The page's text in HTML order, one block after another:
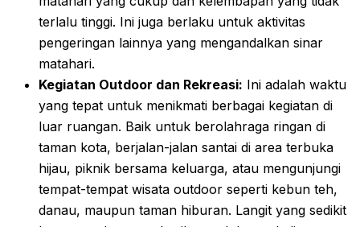
terlalu tinggi. Ini juga berlaku untuk aktivitas
pengeringan lainnya yang mengandalkan sinar
matahari.
Kegiatan Outdoor dan Rekreasi: Ini adalah waktu
yang tepat untuk menikmati berbagai kegiatan di
luar ruangan. Baik untuk berolahraga ringan di
taman kota, berjalan-jalan santai di area terbuka
hijau, piknik bersama keluarga, atau mengunjungi
tempat-tempat wisata outdoor seperti kebun teh,
danau, maupun taman hiburan. Langit yang sedikit